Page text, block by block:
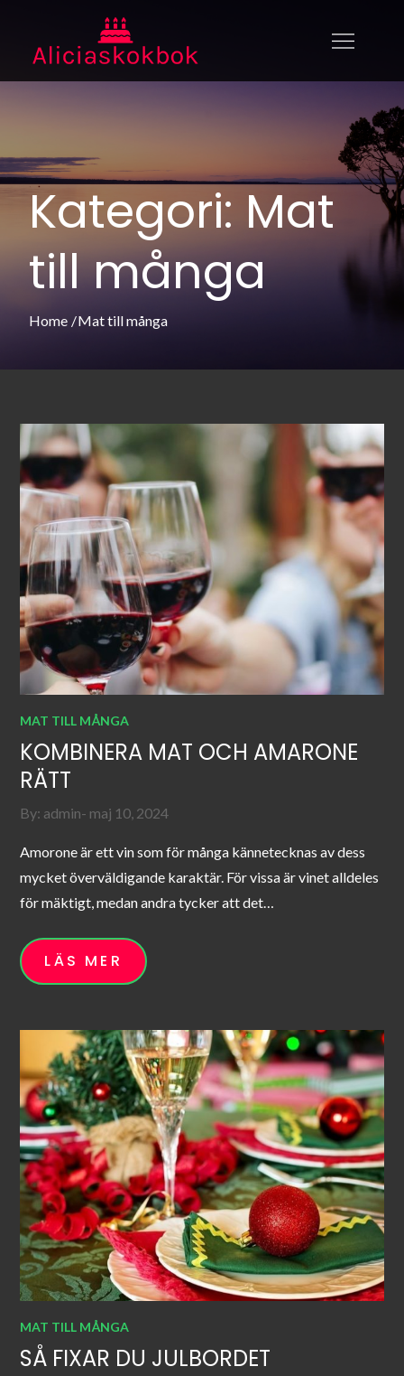
content
aliciaskokbok.se
Aliciaskokbok.se – allt du behöver
veta om mat
Kategori: Mat
till många
Home Mat till många
MAT TILL MÅNGA
KOMBINERA MAT OCH AMARONE
RÄTT
By: admin Posted
maj 10, 2024
Amorone är ett vin som för många kännetecknas av dess
mycket överväldigande karaktär. För vissa är vinet alldeles
för mäktigt, medan andra tycker att det…
LÄS MER
MAT TILL MÅNGA
SÅ FIXAR DU JULBORDET